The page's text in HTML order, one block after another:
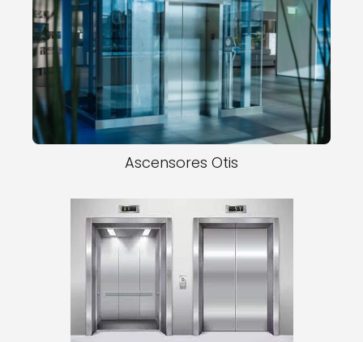
Ascensores Otis